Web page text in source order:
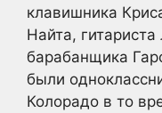
клавишника
Найта,
барабанщика
были
Колорадо в то